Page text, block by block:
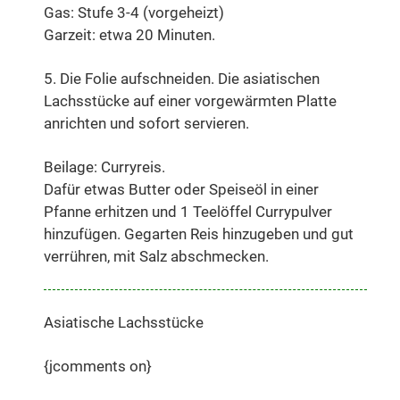
Gas: Stufe 3-4 (vorgeheizt)
Garzeit: etwa 20 Minuten.
5. Die Folie aufschneiden. Die asiatischen
Lachsstücke auf einer vorgewärmten Platte
anrichten und sofort servieren.
Beilage: Curryreis.
Dafür etwas Butter oder Speiseöl in einer
Pfanne erhitzen und 1 Teelöffel Currypulver
hinzufügen. Gegarten Reis hinzugeben und gut
verrühren, mit Salz abschmecken.
Asiatische Lachsstücke
{jcomments on}